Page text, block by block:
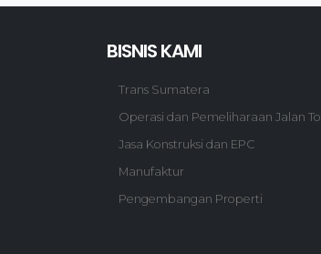
BISNIS KAMI
Trans Sumatera
Operasi dan Pemeliharaan Jalan Tol
Jasa Konstruksi dan EPC
Manufaktur
Pengembangan Properti